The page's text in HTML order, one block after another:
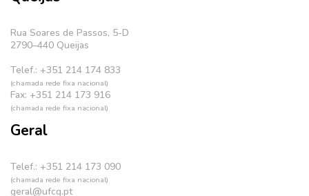
Rua Soares de Passos, 5-D
2790–440 Queijas
Telef.: +351 214 174 833
(chamada rede fixa nacional)
Fax: +351 214 173 916
(chamada rede fixa nacional)
Geral
Telef.: +351 214 173 090
(chamada rede fixa nacional)
geral@ufcq.pt